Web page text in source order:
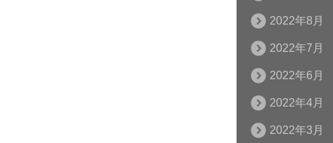
2022年8月
2022年7月
2022年6月
2022年4月
2022年3月